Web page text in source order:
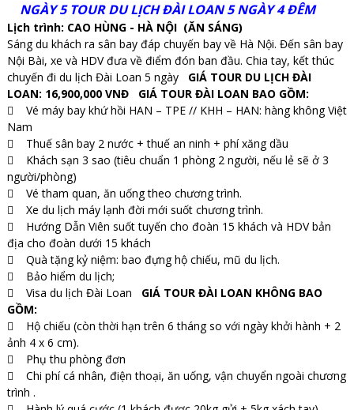
NGÀY 5 TOUR DU LỊCH ĐÀI LOAN 5 NGÀY 4 ĐÊM
Lịch trình: CAO HÙNG - HÀ NỘI (ĂN SÁNG)
Sáng du khách ra sân bay đáp chuyến bay về Hà Nội. Đến sân bay
Nội Bài, xe và HDV đưa về điểm đón ban đầu. Chia tay, kết thúc
chuyến đi du lịch Đài Loan 5 ngày GIÁ TOUR DU LỊCH ĐÀI
LOAN: 16,900,000 VNĐ GIÁ TOUR ĐÀI LOAN BAO GỒM:
 Vé máy bay khứ hồi HAN – TPE // KHH – HAN: hàng không Việt
Nam
 Thuế sân bay 2 nước + thuế an ninh + phí xăng dầu
 Khách sạn 3 sao (tiêu chuẩn 1 phòng 2 người, nếu lẻ sẽ ở 3
người/phòng)
 Vé tham quan, ăn uống theo chương trình.
 Xe du lịch máy lạnh đời mới suốt chương trình.
 Hướng Dẫn Viên suốt tuyến cho đoàn 15 khách và HDV bản
địa cho đoàn dưới 15 khách
 Quà tặng kỷ niệm: bao đựng hộ chiếu, mũ du lịch.
 Bảo hiểm du lịch;
 Visa du lịch Đài Loan
GIÁ TOUR ĐÀI LOAN KHÔNG BAO
GỒM:
 Hộ chiếu (còn thời hạn trên 6 tháng so với ngày khởi hành + 2
ảnh 4 x 6 cm).
 Phụ thu phòng đơn
 Chi phí cá nhân, điện thoại, ăn uống, vận chuyển ngoài chương
trình .